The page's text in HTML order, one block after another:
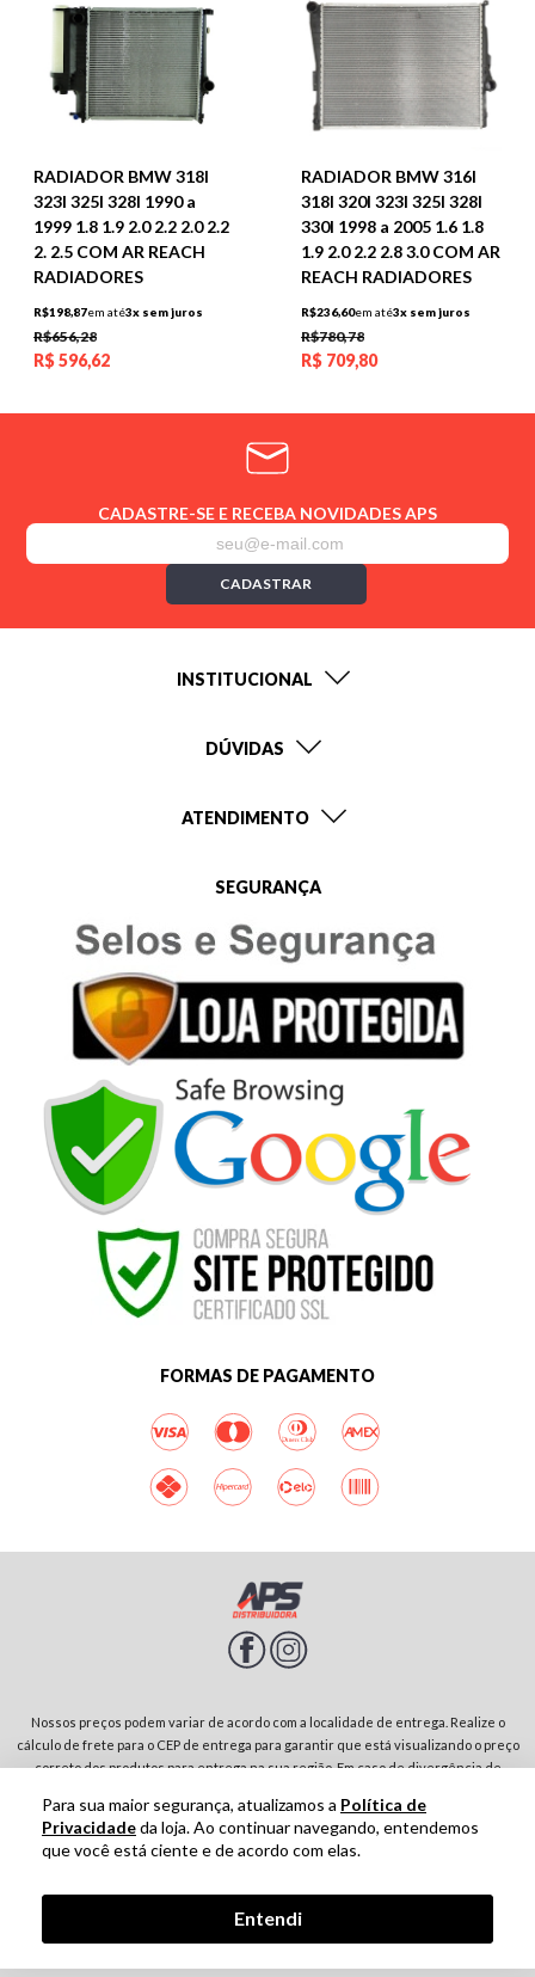
RADIADOR BMW 318I
323I 325I 328I 1990 a
1999 1.8 1.9 2.0 2.2 2.0 2.2
2. 2.5 COM AR REACH
RADIADORES
R$198,87em até3x sem juros
R$656,28
R$596,62
RADIADOR BMW 316I
318I 320I 323I 325I 328I
330I 1998 a 2005 1.6 1.8
1.9 2.0 2.2 2.8 3.0 COM AR
REACH RADIADORES
R$236,60em até3x sem juros
R$780,78
R$ 709,80
Para sua maior segurança, atualizamos a Política de
Privacidadeda loja. Ao continuar navegando, entendemos
que você está ciente e de acordo com elas.
Entendi
CADASTRE-SE E RECEBA NOVIDADES APS
CADASTRAR
INSTITUCIONAL
DÚVIDAS
ATENDIMENTO
SEGURANÇA
FORMAS DE PAGAMENTO
Nossos preços podem variar de acordo com a localidade de entrega. Realize o
cálculo de frete para o CEP de entrega para garantir que está visualizando o preço
correto dos produtos para entrega na sua região. Em caso de divergência de
no carrinho de compras. Rodovia SP-342, Parque Residencial Jardim São Domingos |
13874-243-São João da Boa Vista-SP | CNPJ: 01.910.513/0001-00
Tecnologia